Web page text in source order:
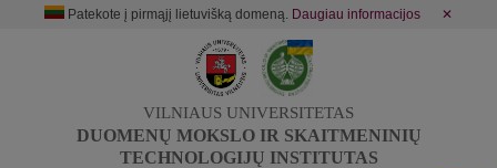
Patekote į pirmąjį lietuvišką domeną. Daugiau informacijos ✕
VILNIAUS UNIVERSITETAS
DUOMENŲ MOKSLO IR SKAITMENINIŲ
TECHNOLOGIJŲ INSTITUTAS